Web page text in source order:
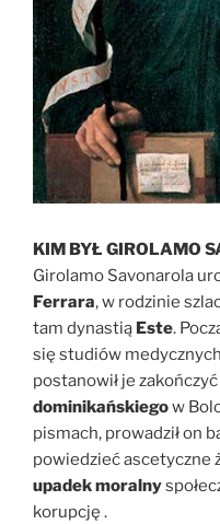
KIM BYŁ GIROLAMO
Girolamo Savonarola
Ferrara, w rodzinie
tam dynastią Este.
się studiów
postanowił je
dominikańskiegow
pismach, prowadził on
powiedzieć ascetyczne
upadek moralny
korupcję .